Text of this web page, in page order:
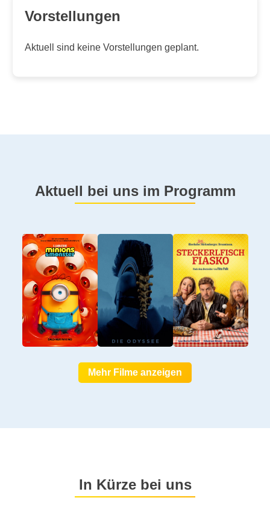
Vorstellungen
Aktuell sind keine Vorstellungen geplant.
Aktuell bei uns im Programm
Mehr Filme anzeigen
In Kürze bei uns